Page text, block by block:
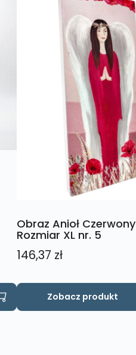
Obraz Anioł Czerwony
Rozmiar XL nr. 5
146,37 zł
Zobacz produkt